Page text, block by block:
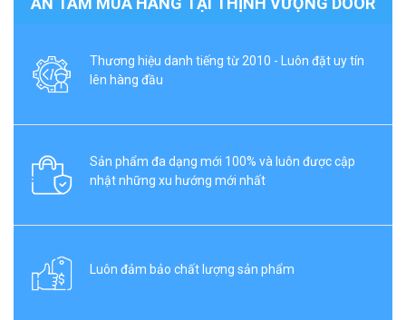
Thương hiệu danh tiếng từ 2010 - Luôn đặt uy tín
lên hàng đầu
Sản phẩm đa dạng mới 100% và luôn được cập
nhật những xu hướng mới nhất
Luôn đảm bảo chất lượng sản phẩm